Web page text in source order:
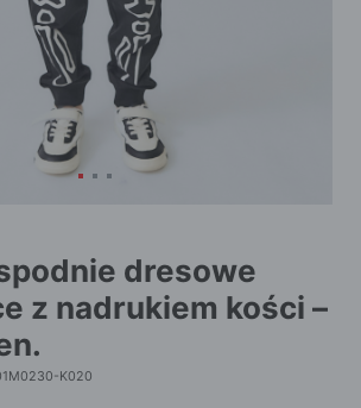
z nadrukiem kości –
K020